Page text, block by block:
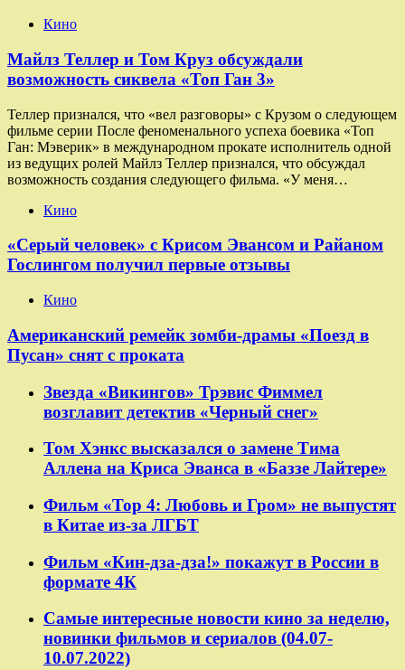
Кино
Майлз Теллер и Том Круз обсуждали
возможность сиквела «Топ Ган 3»
Теллер признался, что «вел разговоры» с Крузом о следующем
фильме серии После феноменального успеха боевика «Топ
Ган: Мэверик» в международном прокате исполнитель одной
из ведущих ролей Майлз Теллер признался, что обсуждал
возможность создания следующего фильма. «У меня…
Кино
«Серый человек» с Крисом Эвансом и Райаном
Гослингом получил первые отзывы
Кино
Американский ремейк зомби-драмы «Поезд в
Пусан» снят с проката
Звезда «Викингов» Трэвис Фиммел
возглавит детектив «Черный снег»
Том Хэнкс высказался о замене Тима
Аллена на Криса Эванса в «Баззе Лайтере»
Фильм «Тор 4: Любовь и Гром» не выпустят
в Китае из-за ЛГБТ
Фильм «Кин-дза-дза!» покажут в России в
формате 4К
Самые интересные новости кино за неделю,
новинки фильмов и сериалов (04.07-
10.07.2022)